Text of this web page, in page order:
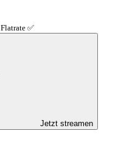
Flatrate ✅
Jetzt streamen